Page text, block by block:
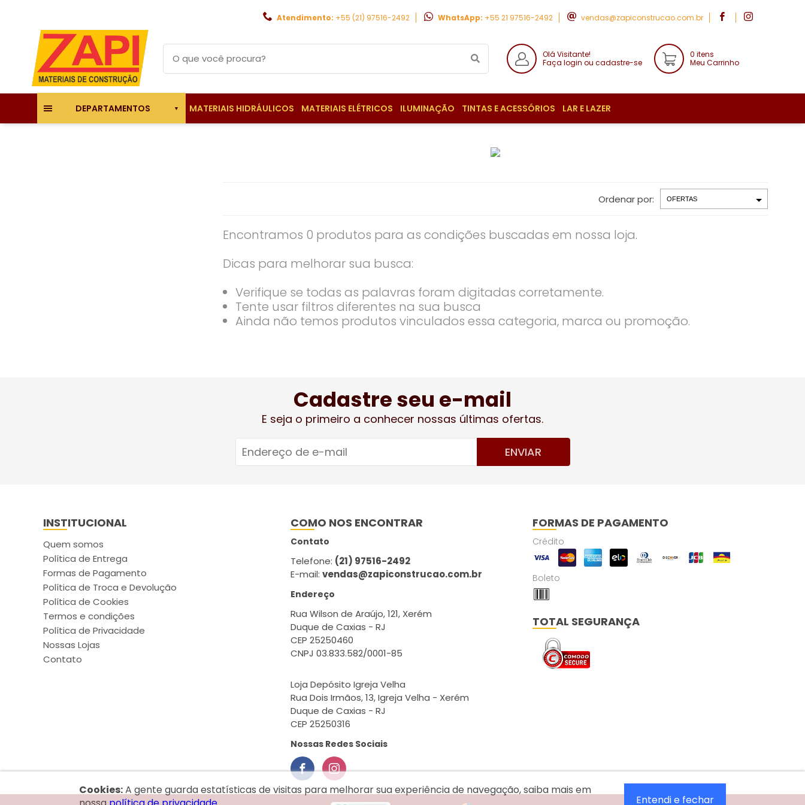
Atendimento: +55 (21) 97516-2492 WhatsApp: +55 21 97516-2492 vendas@zapiconstrucao.com.br
Olá Visitante!
Faça login ou cadastre-se
0 itens
Meu Carrinho
DEPARTAMENTOS MATERIAIS HIDRÁULICOS MATERIAIS ELÉTRICOS ILUMINAÇÃO TINTAS E ACESSÓRIOS LAR E LAZER
Ordenar por:
Encontramos 0 produtos para as condições buscadas em nossa loja.
Dicas para melhorar sua busca:
Verifique se todas as palavras foram digitadas corretamente.
Tente usar filtros diferentes na sua busca
Ainda não temos produtos vinculados essa categoria, marca ou promoção.
Cadastre seu e-mail
E seja o primeiro a conhecer nossas últimas ofertas.
ENVIAR
INSTITUCIONAL
Quem somos
Política de Entrega
Formas de Pagamento
Política de Troca e Devolução
Política de Cookies
Termos e condições
Política de Privacidade
Nossas Lojas
Contato
COMO NOS ENCONTRAR
Contato
Telefone: (21) 97516-2492
E-mail:vendas@zapiconstrucao.com.br
Endereço
Rua Wilson de Araújo, 121, Xerém
Duque de Caxias - RJ
CEP 25250460
CNPJ 03.833.582/0001-85
Loja Depósito Igreja Velha
Rua Dois Irmãos, 13, Igreja Velha - Xerém
Duque de Caxias - RJ
CEP 25250316
Nossas Redes Sociais
FORMAS DE PAGAMENTO
Crédito
Boleto
TOTAL SEGURANÇA
Cookies:A gente guarda estatísticas de visitas para melhorar sua experiência de navegação, saiba mais em
Entendi e fechar